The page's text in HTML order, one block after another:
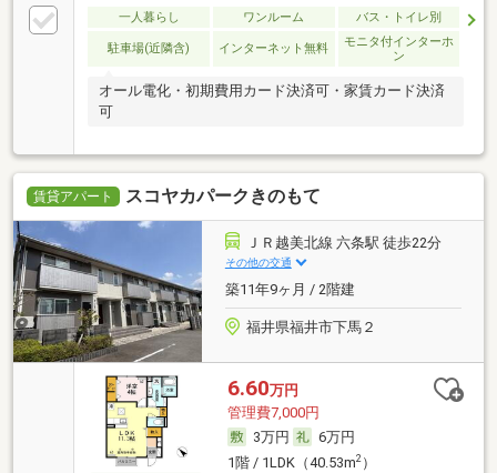
一人暮らし ワンルーム バス・トイレ別
駐車場(近隣含) インターネット無料
モニタ付インターホ
ン
オール電化・初期費用カード決済可・家賃カード決済
可
賃貸アパート スコヤカパークきのもて
ＪＲ越美北線 六条駅 徒歩22分
その他の交通
築11年9ヶ月 / 2階建
福井県福井市下馬２
6.60万円
管理費7,000円
3万円
6万円
1階 / 1LDK（40.53m2）